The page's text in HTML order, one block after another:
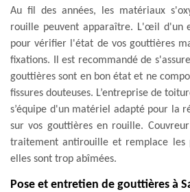
Au fil des années, les matériaux
rouille peuvent apparaître. L'œil d'un
pour vérifier l'état de vos gouttières
fixations. Il est recommandé de
gouttières sont en bon état et ne
fissures douteuses. L’entreprise de
s’équipe d'un matériel adapté pour la
sur vos gouttières en rouille.
traitement antirouille et remplace les
elles sont trop abîmées.
Pose et entretien de gouttières à